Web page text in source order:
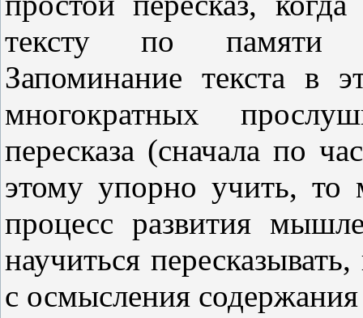
тексту по памяти
Запоминание текста в
многократных
пересказа (сначала по
этому упорно учить, то
процесс развития
научиться
с осмысления содержания